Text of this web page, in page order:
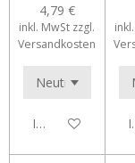
4,79 €
inkl. MwSt zzgl.
Versandkosten
In den Warenkorb